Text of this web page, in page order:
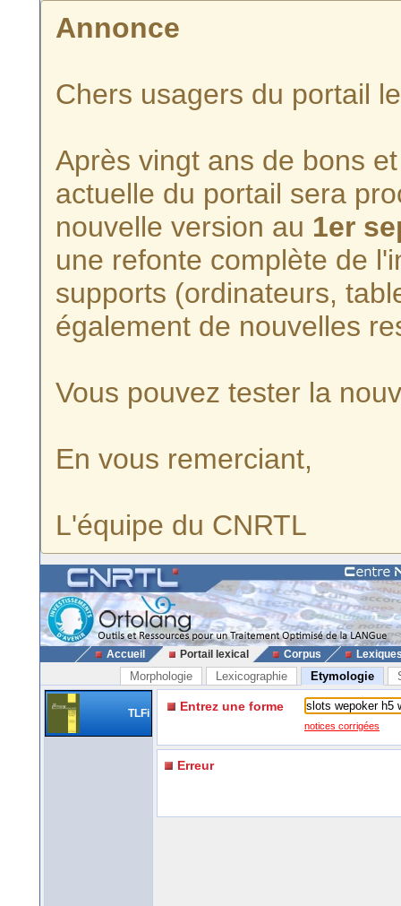
Annonce
Chers usagers du portail
Après vingt ans de bons
actuelle du portail sera
nouvelle version au 1er
une refonte complète de
supports (ordinateurs,
également de nouvelles
Vous pouvez tester la
En vous remerciant,
L'équipe du CNRTL
Accueil Portail lexical Corpus
Morphologie Lexicographie Etymologie
TLFi Entrez une forme
notices corrigées
Erreur